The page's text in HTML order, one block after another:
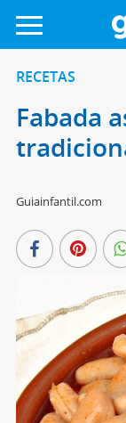
RECETAS
Fabada
Guiainfantil.com